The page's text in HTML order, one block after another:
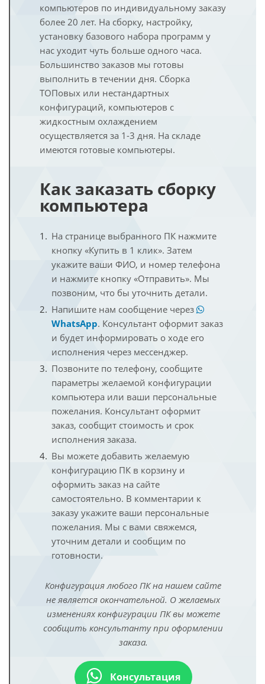
компьютеров по индивидуальному заказу
более 20 лет. На сборку, настройку,
установку базового набора программ у
нас уходит чуть больше одного часа.
Большинство заказов мы готовы
выполнить в течении дня. Сборка
ТОПовых или нестандартных
конфигураций, компьютеров с
жидкостным охлаждением
осуществляется за 1-3 дня. На складе
имеются готовые компьютеры.
Как заказать сборку
компьютера
На странице выбранного ПК нажмите
кнопку «Купить в 1 клик». Затем
укажите ваши ФИО, и номер телефона
и нажмите кнопку «Отправить». Мы
позвоним, что бы уточнить детали.
Напишите нам сообщение через
WhatsApp. Консультант оформит заказ
и будет информировать о ходе его
исполнения через мессенджер.
Позвоните по телефону, сообщите
параметры желаемой конфигурации
компьютера или ваши персональные
пожелания. Консультант оформит
заказ, сообщит стоимость и срок
исполнения заказа.
Вы можете добавить желаемую
конфигурацию ПК в корзину и
оформить заказ на сайте
самостоятельно. В комментарии к
заказу укажите ваши персональные
пожелания. Мы с вами свяжемся,
уточним детали и сообщим по
готовности.
Конфигурация любого ПК на нашем сайте
не является окончательной. О желаемых
изменениях конфигурации ПК вы можете
сообщить консультанту при оформлении
заказа.
Консультация